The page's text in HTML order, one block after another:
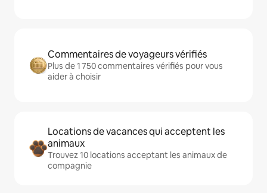
Commentaires de voyageurs vérifiés
Plus de 1 750 commentaires vérifiés pour vous
aider à choisir
Locations de vacances qui acceptent les
animaux
Trouvez 10 locations acceptant les animaux de
compagnie